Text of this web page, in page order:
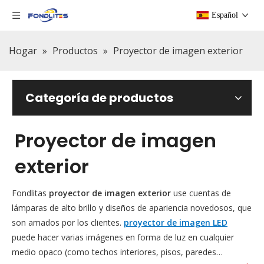
Español
Hogar » Productos » Proyector de imagen exterior
Categoría de productos
Proyector de imagen
exterior
Fondlitas proyector de imagen exterior use cuentas de
lámparas de alto brillo y diseños de apariencia novedosos, que
son amados por los clientes. proyector de imagen LED
puede hacer varias imágenes en forma de luz en cualquier
medio opaco (como techos interiores, pisos, paredes